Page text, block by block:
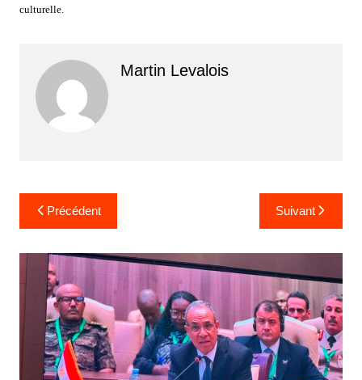
culturelle.
Martin Levalois
Navigation
de
l’article
Précédent Suivant